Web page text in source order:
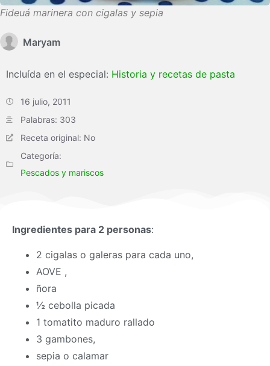
Fideuá marinera con cigalas y sepia
Maryam
Incluída en el especial: Historia y recetas de pasta
16 julio, 2011
Palabras: 303
Receta original: No
Categoría:
Pescados y mariscos
Ingredientes para 2 personas:
2 cigalas o galeras para cada uno,
AOVE ,
ñora
½ cebolla picada
1 tomatito maduro rallado
3 gambones,
sepia o calamar